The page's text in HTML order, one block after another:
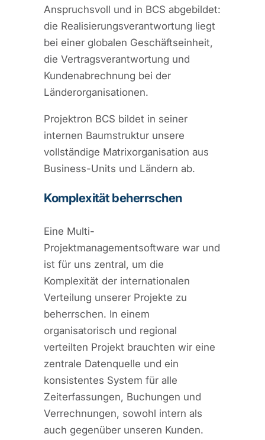
Anspruchsvoll und in BCS abgebildet:
die Realisierungsverantwortung liegt
bei einer globalen Geschäftseinheit,
die Vertragsverantwortung und
Kundenabrechnung bei der
Länderorganisationen.
Projektron BCS bildet in seiner
internen Baumstruktur unsere
vollständige Matrixorganisation aus
Business-Units und Ländern ab.
Komplexität beherrschen
Eine Multi-
Projektmanagementsoftware war und
ist für uns zentral, um die
Komplexität der internationalen
Verteilung unserer Projekte zu
beherrschen. In einem
organisatorisch und regional
verteilten Projekt brauchten wir eine
zentrale Datenquelle und ein
konsistentes System für alle
Zeiterfassungen, Buchungen und
Verrechnungen, sowohl intern als
auch gegenüber unseren Kunden.